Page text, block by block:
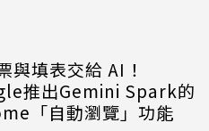
與填表交給 AI！
推出Gemini Spark的
「自動瀏覽」功能